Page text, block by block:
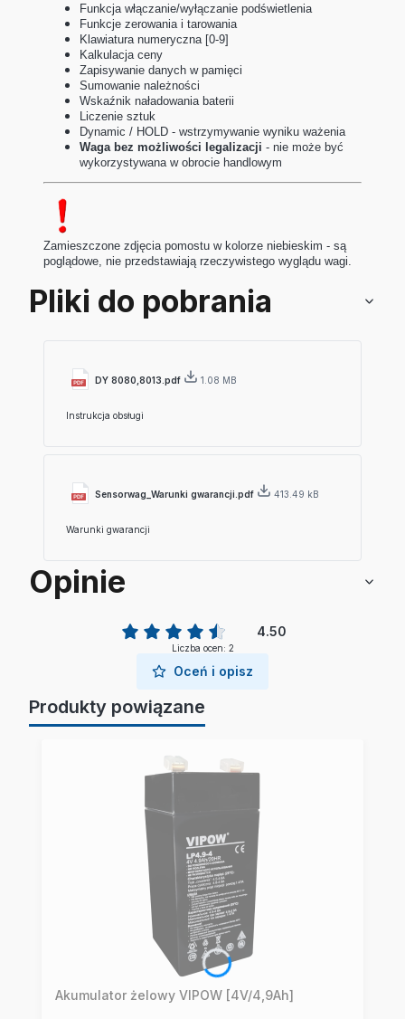
Funkcja włączanie/wyłączanie podświetlenia
Funkcje zerowania i tarowania
Klawiatura numeryczna [0-9]
Kalkulacja ceny
Zapisywanie danych w pamięci
Sumowanie należności
Wskaźnik naładowania baterii
Liczenie sztuk
Dynamic / HOLD - wstrzymywanie wyniku ważenia
Waga bez możliwości legalizacji - nie może być
wykorzystywana w obrocie handlowym
Zamieszczone zdjęcia pomostu w kolorze niebieskim - są
poglądowe, nie przedstawiają rzeczywistego wyglądu wagi.
Pliki do pobrania
DY 8080,8013.pdf 1.08 MB
Instrukcja obsługi
Sensorwag_Warunki gwarancji.pdf 413.49 kB
Warunki gwarancji
Opinie
4.50
Liczba ocen: 2
Oceń i opisz
Produkty powiązane
Akumulator żelowy VIPOW [4V/4,9Ah]